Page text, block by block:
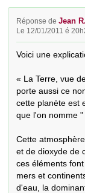
Réponse deJean R.
Le 12/01/2011 é
Voici une
« La Terre, vue
porte aussi ce
cette planète est
que l'on nomme "
Cette
et de dioxyde de
ces éléments
mers et
d'eau, la